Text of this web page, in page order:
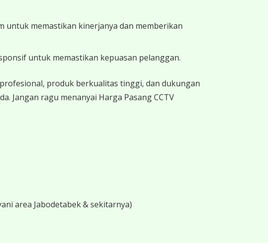
untuk memastikan kinerjanya dan memberikan
untuk memastikan kepuasan pelanggan.
produk berkualitas tinggi, dan dukungan
Jangan ragu menanyai Harga Pasang CCTV
area Jabodetabek & sekitarnya)